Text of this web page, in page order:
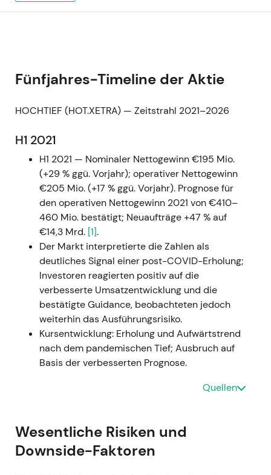
Fünfjahres-Timeline der Aktie
HOCHTIEF (HOT.XETRA) — Zeitstrahl 2021–2026
H1 2021
H1 2021 — Nominaler Nettogewinn €195 Mio.
(+29 % ggü. Vorjahr); operativer Nettogewinn
€205 Mio. (+17 % ggü. Vorjahr). Prognose für
den operativen Nettogewinn 2021 von €410–
460 Mio. bestätigt; Neuaufträge +47 % auf
€14,3 Mrd. [1].
Der Markt interpretierte die Zahlen als
deutliches Signal einer post-COVID-Erholung;
Investoren reagierten positiv auf die
verbesserte Umsatzentwicklung und die
bestätigte Guidance, beobachteten jedoch
weiterhin das Ausführungsrisiko.
Kursentwicklung: Erholung und Aufwärtstrend
nach dem pandemischen Tief; Ausbruch auf
Basis der verbesserten Prognose.
(+26 % ggü. Vorjahr, vergleichbare Basis);
nominaler Nettogewinn €208 Mio. nach einer
außerordentlichen Belastung von €195 Mio.
Quellen
Wesentliche Risiken und
Downside-Faktoren